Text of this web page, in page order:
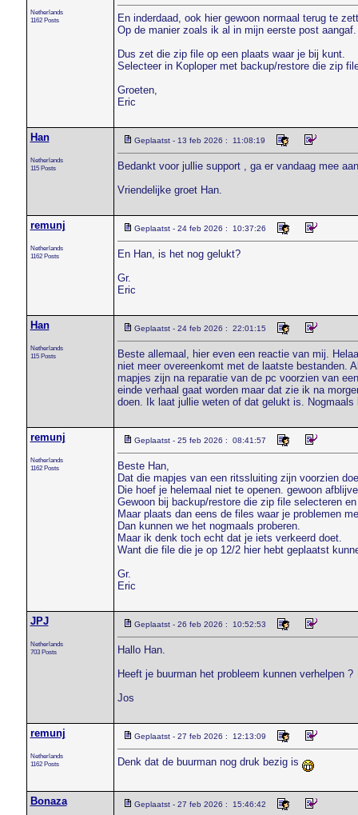
Netherlands
1162 Posts
En inderdaad, ook hier gewoon normaal terug te
Op de manier zoals ik al in mijn eerste post aangaf.
Dus zet die zip file op een plaats waar je bij kunt.
Selecteer in Koploper met backup/restore die zip
Groeten,
Eric
Han
Netherlands
115 Posts
Geplaatst - 13 feb 2026 : 11:08:19
Bedankt voor jullie support , ga er vandaag mee
Vriendelijke groet Han.
remunj
Netherlands
1162 Posts
Geplaatst - 24 feb 2026 : 10:37:26
En Han, is het nog gelukt?
Gr.
Eric
Han
Netherlands
115 Posts
Geplaatst - 24 feb 2026 : 22:01:15
Beste allemaal, hier even een reactie van mij.
niet meer overeenkomt met de laatste bestanden.
mapjes zijn na reparatie van de pc voorzien van
einde verhaal gaat worden maar dat zie ik na
doen. Ik laat jullie weten of dat gelukt is. Nogmaals
remunj
Netherlands
1162 Posts
Geplaatst - 25 feb 2026 : 08:41:57
Beste Han,
Dat die mapjes van een ritssluiting zijn voorzien
Die hoef je helemaal niet te openen. gewoon
Gewoon bij backup/restore die zip file selecteren
Maar plaats dan eens de files waar je problemen
Dan kunnen we het nogmaals proberen.
Maar ik denk toch echt dat je iets verkeerd doet.
Want die file die je op 12/2 hier hebt geplaatst
Gr.
Eric
JPJ
Netherlands
703 Posts
Geplaatst - 26 feb 2026 : 10:52:53
Hallo Han.
Heeft je buurman het probleem kunnen verhelpen ?
Jos
remunj
Netherlands
1162 Posts
Geplaatst - 27 feb 2026 : 12:13:09
Denk dat de buurman nog druk bezig is
Bonaza Geplaatst - 27 feb 2026 : 15:46:42